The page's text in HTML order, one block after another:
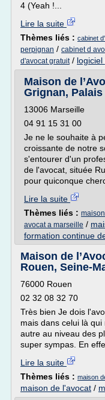
4 (Yeah !...
Lire la suite
Thèmes liés : cabinet
perpignan / cabinet d
d'avocat gratuit/
Maison de
Grignan, Palais
13006 Marseille
04 91 15 31 00
Je ne le souhaite à
croissante de notre
s'entourer d'un
de l'avocat, située
pour quiconque
Lire la suite
Thèmes liés :
avocat a marseille /
formation continue
Maison de
Rouen, Seine-
76000 Rouen
02 32 08 32 70
Très bien Je dois
mais dans celui là
autre au niveau des
super sympas. En
Lire la suite
Thèmes liés : maison
maison de l'avocat /